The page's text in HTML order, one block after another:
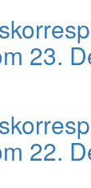
23.
22.